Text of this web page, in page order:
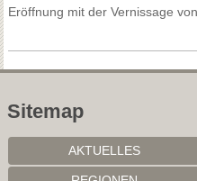
Eröffnung mit der Vernissage
Sitemap
AKTUELLES